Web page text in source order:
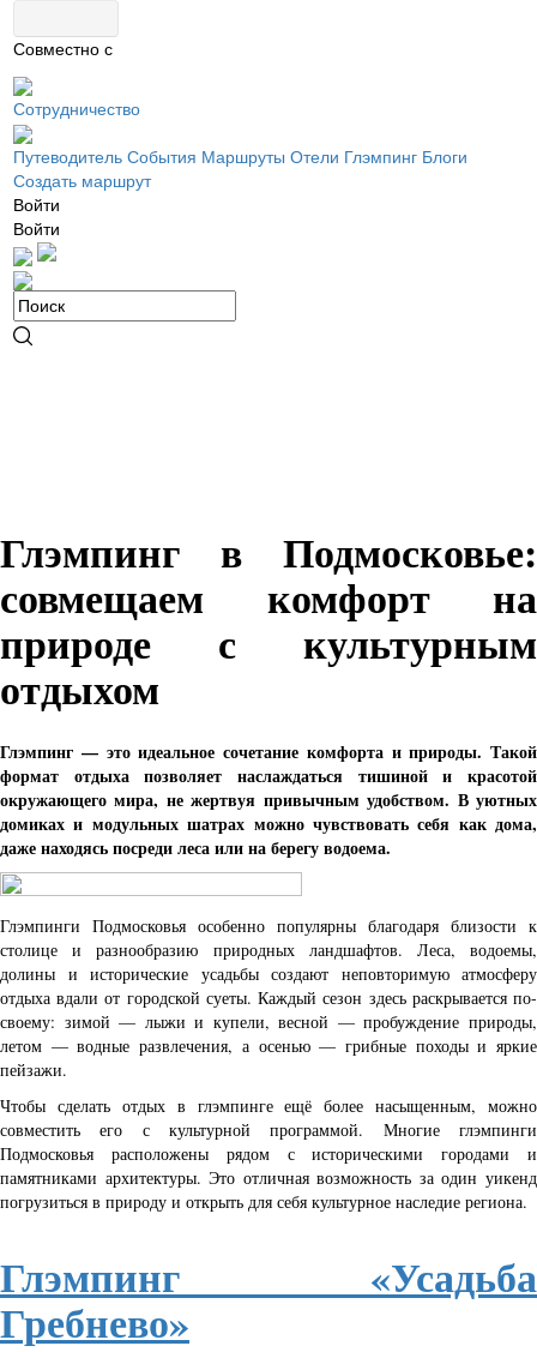
Совместно с
Сотрудничество
Путеводитель События Маршруты Отели Глэмпинг Блоги
Создать маршрут
Войти
Войти
Глэмпинг в Подмосковье:
совмещаем комфорт на
природе с культурным
отдыхом
Глэмпинг — это идеальное сочетание комфорта и природы. Такой
формат отдыха позволяет наслаждаться тишиной и красотой
окружающего мира, не жертвуя привычным удобством. В уютных
домиках и модульных шатрах можно чувствовать себя как дома,
даже находясь посреди леса или на берегу водоема.
Глэмпинги Подмосковья особенно популярны благодаря близости к
столице и разнообразию природных ландшафтов. Леса, водоемы,
долины и исторические усадьбы создают неповторимую атмосферу
отдыха вдали от городской суеты. Каждый сезон здесь раскрывается по-
своему: зимой — лыжи и купели, весной — пробуждение природы,
летом — водные развлечения, а осенью — грибные походы и яркие
пейзажи.
Чтобы сделать отдых в глэмпинге ещё более насыщенным, можно
совместить его с культурной программой. Многие глэмпинги
Подмосковья расположены рядом с историческими городами и
памятниками архитектуры. Это отличная возможность за один уикенд
погрузиться в природу и открыть для себя культурное наследие региона.
Глэмпинг «Усадьба
Гребнево»